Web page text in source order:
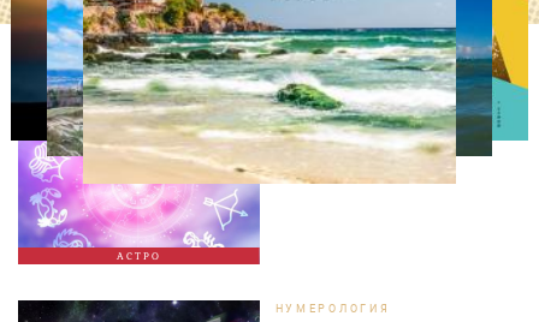
АСТРО
АСТРОЛОГИЯ
Дневен хороскоп за 7
август, петък
НУМЕРОЛОГИЯ